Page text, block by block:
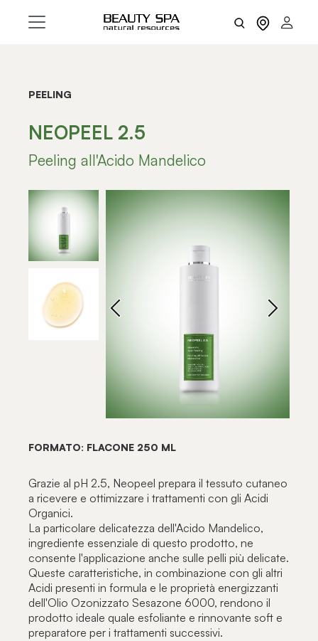
PEELING
NEOPEEL 2.5
Peeling all'Acido Mandelico
FORMATO: FLACONE 250 ML
Grazie al pH 2.5, Neopeel prepara il tessuto cutaneo
a ricevere e ottimizzare i trattamenti con gli Acidi
Organici.
La particolare delicatezza dell'Acido Mandelico,
ingrediente essenziale di questo prodotto, ne
consente l'applicazione anche sulle pelli più delicate.
Queste caratteristiche, in combinazione con gli altri
Acidi presenti in formula e le proprietà energizzanti
dell'Olio Ozonizzato Sesazone 6000, rendono il
prodotto ideale quale esfoliante e rinnovante soft e
preparatore per i trattamenti successivi.